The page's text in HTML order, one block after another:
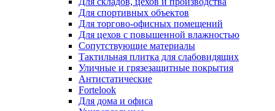
Для спортивных объектов
Для торгово-офисных помещений
Для цехов с повышенной влажностью
Сопутствующие материалы
Тактильная плитка для слабовидящих
Уличные и грязезащитные покрытия
Антистатические
Fortelook
Для дома и офиса